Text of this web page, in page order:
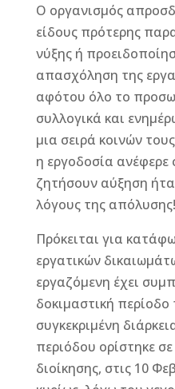
Ο οργανισμός
είδους πρότερης
νύξης ή
απασχόληση της
αφότου όλο το
συλλογικά και
μια σειρά κοινών
η εργοδοσία ανέφερε
ζητήσουν αύξηση
λόγους της απόλυσης!
Πρόκειται για
εργατικών
εργαζόμενη έχει
δοκιμαστική
συγκεκριμένη
περιόδου ορίστηκε
διοίκησης, στις 10